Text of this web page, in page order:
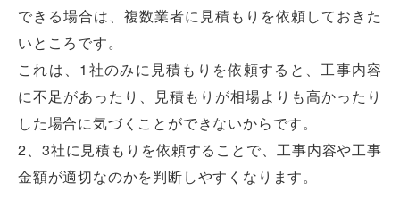
できる場合は、複数業者に見積もりを依頼しておきた
いところです。
これは、1社のみに見積もりを依頼すると、工事内容
に不足があったり、見積もりが相場よりも高かったり
した場合に気づくことができないからです。
2、3社に見積もりを依頼することで、工事内容や工事
金額が適切なのかを判断しやすくなります。